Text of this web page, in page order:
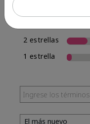
2 estrellas
1 estrella